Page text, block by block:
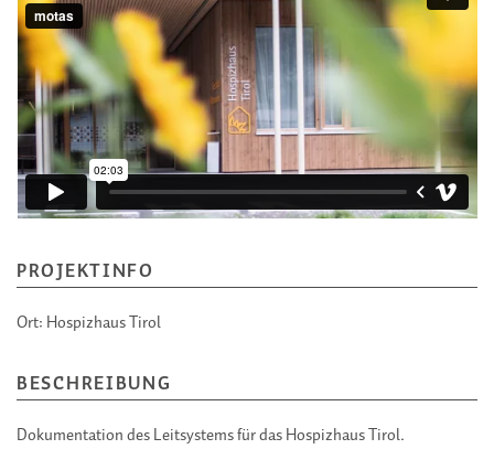
PROJEKTINFO
Ort: Hospizhaus Tirol
BESCHREIBUNG
Dokumentation des Leitsystems für das Hospizhaus Tirol.